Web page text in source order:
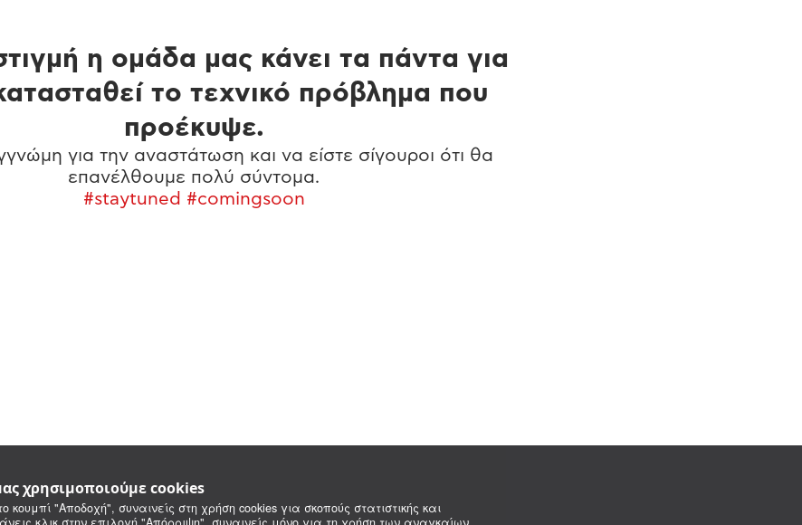
χρησιμοποιούμε cookies
κουμπί "Αποδοχή", συναινείς στη χρήση cookies για σκοπούς στατιστικής και
η ομάδα μας κάνει τα πάντα για
το τεχνικό πρόβλημα που
προέκυψε.
για την αναστάτωση και να είστε σίγουροι ότι θα
επανέλθουμε πολύ σύντομα.
#staytuned #comingsoon